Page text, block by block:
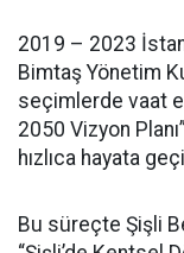
2019 – 2023
Bimtaş Yönetim
seçimlerde vaat
2050 Vizyon
hızlıca hayata
Bu süreçte Şişli